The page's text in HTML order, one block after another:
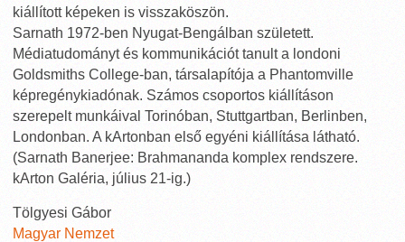
kiállított képeken is visszaköszön.
Sarnath 1972-ben Nyugat-Bengálban született.
Médiatudományt és kommunikációt tanult a londoni
Goldsmiths College-ban, társalapítója a Phantomville
képregénykiadónak. Számos csoportos kiállításon
szerepelt munkáival Torinóban, Stuttgartban, Berlinben,
Londonban. A kArtonban első egyéni kiállítása látható.
(Sarnath Banerjee: Brahmananda komplex rendszere.
kArton Galéria, július 21-ig.)
Tölgyesi Gábor
Magyar Nemzet